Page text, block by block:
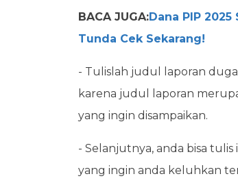
BACA JUGA:Dana PIP
Tunda Cek Sekarang!
- Tulislah judul laporan
karena judul laporan
yang ingin disampaikan.
- Selanjutnya, anda bisa
yang ingin anda keluhkan